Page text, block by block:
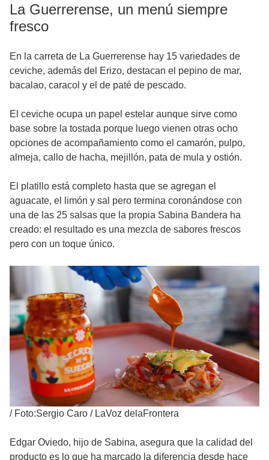
La Guerrerense, un menú siempre
fresco
En la carreta de La Guerrerense hay 15 variedades de
ceviche, además del Erizo, destacan el pepino de mar,
bacalao, caracol y el de paté de pescado.
El ceviche ocupa un papel estelar aunque sirve como
base sobre la tostada porque luego vienen otras ocho
opciones de acompañamiento como el camarón, pulpo,
almeja, callo de hacha, mejillón, pata de mula y ostión.
El platillo está completo hasta que se agregan el
aguacate, el limón y sal pero termina coronándose con
una de las 25 salsas que la propia Sabina Bandera ha
creado: el resultado es una mezcla de sabores frescos
pero con un toque único.
/ Foto:Sergio Caro / LaVoz delaFrontera
Edgar Oviedo, hijo de Sabina, asegura que la calidad del
producto es lo que ha marcado la diferencia desde hace